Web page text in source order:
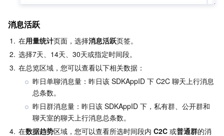
消息队列 CMQ
游戏多媒体引擎
云联络中心
云直播
云点播
应用云渲染
云桌面
直播 SDK
短视频 SDK
腾讯特效 SDK
教育服务
互动白板
医疗服务
腾讯健康组学平台
云资源管理
消息活跃
1. 在用量统计页面，选择消息活跃页签。
2. 选择7天、14天、30天或指定时间段。
3. 在总览区域，您可以查看以下相关数据：
昨日单聊消息量：昨日该 SDKAppID 下 C2C 聊天上行消息
总条数。
昨日群消息量：昨日该 SDKAppID 下，私有群、公开群和
聊天室的聊天上行消息总条数。
4. 在数据趋势区域，您可以查看所选时间段内 C2C 或普通群的消